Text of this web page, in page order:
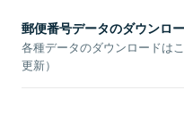
郵便番号データのダウンロ
各種データのダウンロードは
更新）